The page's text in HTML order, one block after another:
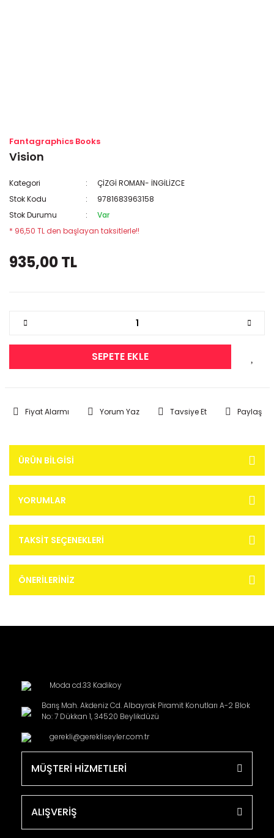
Fantagraphics Books
Vision
Kategori
ÇİZGİ ROMAN- İNGİLİZCE
Stok Kodu
9781683963158
Stok Durumu
Var
* 96,50 TL den başlayan taksitlerle!!
935,00 TL
SEPETE EKLE
Fiyat Alarmı Yorum Yaz Tavsiye Et Paylaş
ÜRÜN BILGISI
YORUMLAR
TAKSIT SEÇENEKLERI
ÖNERILERINIZ
Moda cd.33 Kadikoy
Barış Mah. Akdeniz Cd. Albayrak Piramit Konutları A-2 Blok
No: 7 Dükkan 1, 34520 Beylikdüzü
gerekli@gerekliseyler.com.tr
MÜŞTERİ HİZMETLERİ
ALIŞVERİŞ